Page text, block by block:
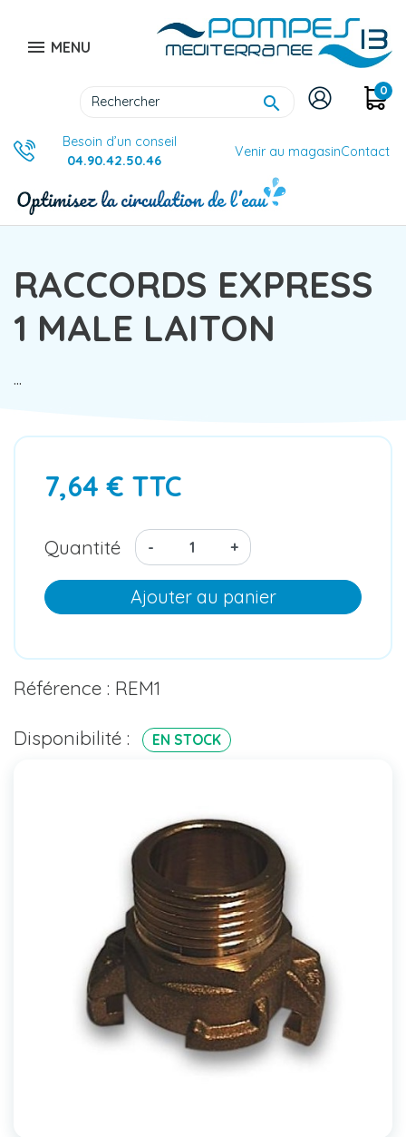
 MENU

0
Besoin d’un conseil
04.90.42.50.46
Venir au magasinContact
RACCORDS EXPRESS
1 MALE LAITON
...
7,64 € TTC
Quantité - +
Ajouter au panier
Référence : REM1
Disponibilité : EN STOCK